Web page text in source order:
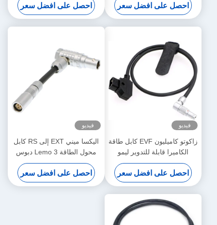
احصل على افضل سعر
نوع الاتصال
احصل على افضل سعر
فيديو
زاكوتو كاميليون EVF كابل طاقة
الكاميرا قابلة للتدوير ليمو
الزاوية اليمنى 4 دبوس ذكر إلى
عكس D-Tap
احصل على افضل سعر
فيديو
اليكسا ميني EXT إلى RS كابل
محول الطاقة Lemo 3 دبوس
أنثى إلى 7 دبوس ذكر
احصل على افضل سعر